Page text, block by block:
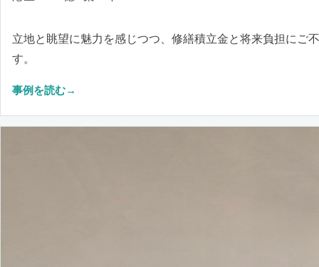
立地と眺望に魅力を感じつつ、修繕積立金と将来負担にご
す。
事例を読む